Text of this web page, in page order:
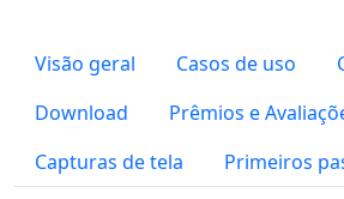
Visão geral Casos de uso
Download
Prêmios e
Capturas de tela
Primeiros